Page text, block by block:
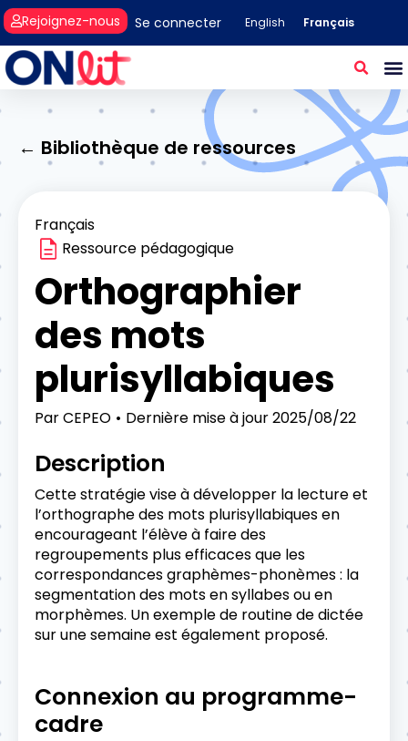
Se connecter
Rejoignez-nous English Français
← Bibliothèque de ressources
Français
Ressource pédagogique
Orthographier
des mots
plurisyllabiques
ParCEPEO Dernière mise à jour2025/08/22
Description
Cette stratégie vise à développer la lecture et
l’orthographe des mots plurisyllabiques en
encourageant l’élève à faire des
regroupements plus efficaces que les
correspondances graphèmes-phonèmes : la
segmentation des mots en syllabes ou en
morphèmes. Un exemple de routine de dictée
sur une semaine est également proposé.
Connexion au programme-
cadre